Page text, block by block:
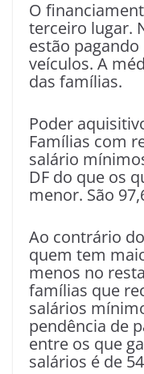
O
terceiro lugar.
estão
veículos. A
das famílias.
Poder
Famílias com
salário
DF do que os
menor. São
Ao contrário
quem tem
menos no
famílias que
salários
pendência de
entre os que
salários é de